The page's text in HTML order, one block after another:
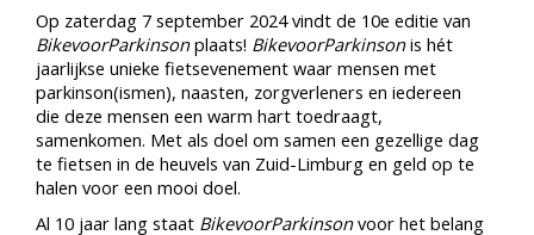
Op zaterdag 7 september 2024 vindt de 10e editie van
BikevoorParkinsonplaats! BikevoorParkinsonis hét
jaarlijkse unieke fietsevenement waar mensen met
parkinson(ismen), naasten, zorgverleners en iedereen
die deze mensen een warm hart toedraagt,
samenkomen. Met als doel om samen een gezellige dag
te fietsen in de heuvels van Zuid-Limburg en geld op te
halen voor een mooi doel.
Al 10 jaar lang staat BikevoorParkinsonvoor het belang